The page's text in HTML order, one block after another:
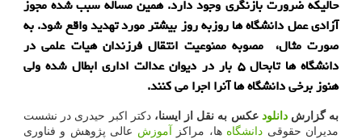
حالیکه ضرورت بازنگری وجود دارد. همین مساله سبب شده مجوز
آزادی عمل دانشگاه ها روزبه روز بیشتر مورد تهدید واقع شود. به
صورت مثال، مصوبه ممنوعیت انتقال فرزندان هیات علمی در
دانشگاه ها تابحال ۵ بار در دیوان عدالت اداری ابطال شده ولی
هنوز برخی دانشگاه ها آنرا اجرا می کنند.
به گزارشدانلود عکس به نقل از ایسنا،دکتر اکبر حیدری در نشست
مدیران حقوقی دانشگاه ها، مراکز آموزش عالی پژوهش و فناوری